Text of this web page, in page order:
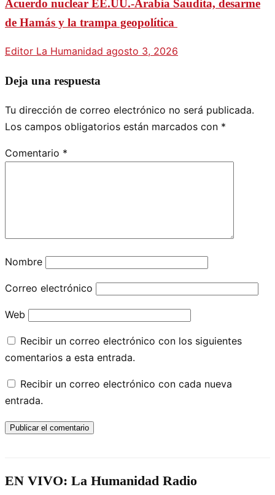
Acuerdo nuclear EE.UU.-Arabia Saudita, desarme
de Hamás y la trampa geopolítica
Editor La Humanidad agosto 3, 2026
Deja una respuesta
Tu dirección de correo electrónico no será publicada.
Los campos obligatorios están marcados con *
Comentario *
Nombre
Correo electrónico
Web
Recibir un correo electrónico con los siguientes
comentarios a esta entrada.
Recibir un correo electrónico con cada nueva
entrada.
EN VIVO: La Humanidad Radio